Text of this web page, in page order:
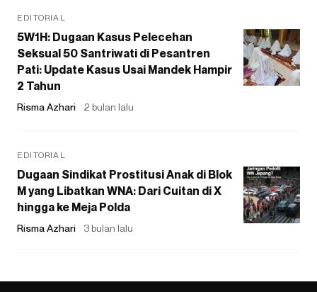
EDITORIAL
5W1H: Dugaan Kasus Pelecehan
Seksual 50 Santriwati di Pesantren
Pati: Update Kasus Usai Mandek Hampir
2 Tahun
Risma Azhari 2 bulan lalu
EDITORIAL
Dugaan Sindikat Prostitusi Anak di Blok
M yang Libatkan WNA: Dari Cuitan di X
hingga ke Meja Polda
Risma Azhari 3 bulan lalu